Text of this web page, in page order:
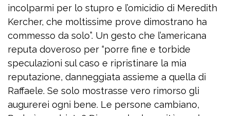
incolparmi per lo stupro e l’omicidio di Meredith
Kercher, che moltissime prove dimostrano ha
commesso da solo”. Un gesto che l’americana
reputa doveroso per “porre fine e torbide
speculazioni sul caso e ripristinare la mia
reputazione, danneggiata assieme a quella di
Raffaele. Se solo mostrasse vero rimorso gli
augurerei ogni bene. Le persone cambiano,